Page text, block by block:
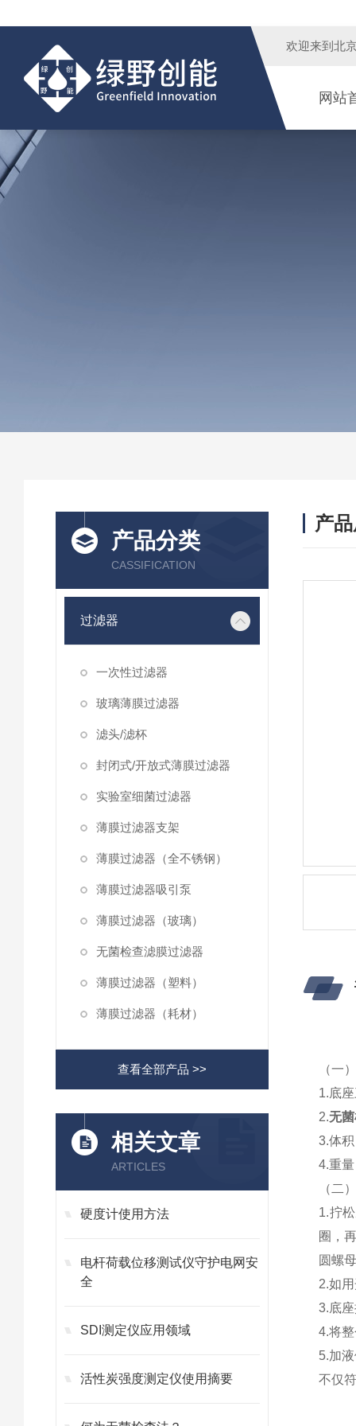
欢迎来到 北
网站
产品分类
CASSIFICATION
过滤器
一次性过滤器
玻璃薄膜过滤器
滤头/滤杯
封闭式/开放式薄膜过滤器
实验室细菌过滤器
薄膜过滤器支架
薄膜过滤器（全不锈钢）
薄膜过滤器吸引泵
薄膜过滤器（玻璃）
无菌检查滤膜过滤器
薄膜过滤器（塑料）
薄膜过滤器（耗材）
查看全部产品 >>
相关文章
ARTICLES
硬度计使用方法
电杆荷载位移测试仪守护电网安
全
SDI测定仪应用领域
活性炭强度测定仪使用摘要
产
（一
1.底
2.无
3.体
4.重
（二
1.拧
圈，
圆螺
2.如
3.底
4.将
5.加
不仅